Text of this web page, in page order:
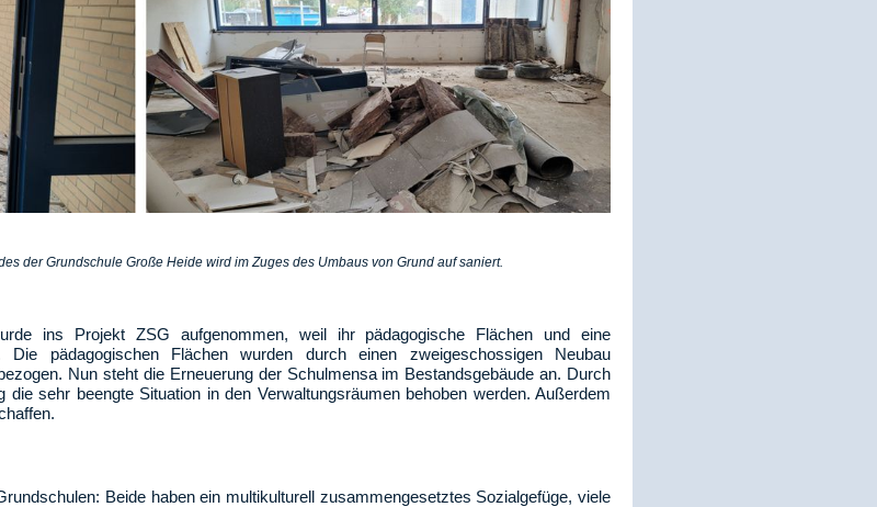
der Grundschule Große Heide wird im Zuges des Umbaus von Grund auf saniert.
ins Projekt ZSG aufgenommen, weil ihr pädagogische Flächen und eine
Die pädagogischen Flächen wurden durch einen zweigeschossigen Neubau
Nun steht die Erneuerung der Schulmensa im Bestandsgebäude an. Durch
sehr beengte Situation in den Verwaltungsräumen behoben werden. Außerdem
Beide haben ein multikulturell zusammengesetztes Sozialgefüge, viele